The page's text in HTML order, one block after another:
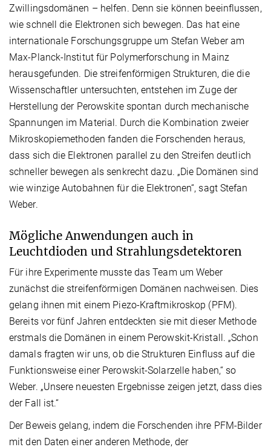
Zwillingsdomänen – helfen. Denn sie können beeinflussen,
wie schnell die Elektronen sich bewegen. Das hat eine
internationale Forschungsgruppe um Stefan Weber am
Max-Planck-Institut für Polymerforschung in Mainz
herausgefunden. Die streifenförmigen Strukturen, die die
Wissenschaftler untersuchten, entstehen im Zuge der
Herstellung der Perowskite spontan durch mechanische
Spannungen im Material. Durch die Kombination zweier
Mikroskopiemethoden fanden die Forschenden heraus,
dass sich die Elektronen parallel zu den Streifen deutlich
schneller bewegen als senkrecht dazu. „Die Domänen sind
wie winzige Autobahnen für die Elektronen“, sagt Stefan
Weber.
Mögliche Anwendungen auch in
Leuchtdioden und Strahlungsdetektoren
Für ihre Experimente musste das Team um Weber
zunächst die streifenförmigen Domänen nachweisen. Dies
gelang ihnen mit einem Piezo-Kraftmikroskop (PFM).
Bereits vor fünf Jahren entdeckten sie mit dieser Methode
erstmals die Domänen in einem Perowskit-Kristall. „Schon
damals fragten wir uns, ob die Strukturen Einfluss auf die
Funktionsweise einer Perowskit-Solarzelle haben,“ so
Weber. „Unsere neuesten Ergebnisse zeigen jetzt, dass dies
der Fall ist.“
Der Beweis gelang, indem die Forschenden ihre PFM-Bilder
mit den Daten einer anderen Methode, der